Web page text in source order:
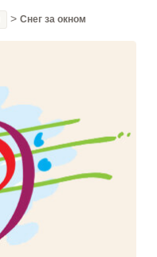
> Снег за окном